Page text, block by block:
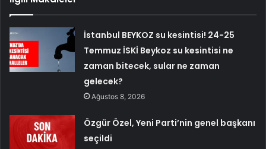
İstanbul BEYKOZ su kesintisi! 24-25
Temmuz İSKİ Beykoz su kesintisi ne
zaman bitecek, sular ne zaman
gelecek?
Ağustos 8, 2026
Özgür Özel, Yeni Parti’nin genel başkanı
seçildi